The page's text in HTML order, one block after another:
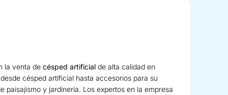
la venta decésped artificial de alta calidad en
césped artificial hasta accesorios para su
paisajismo y jardinería. Los expertos en la empresa